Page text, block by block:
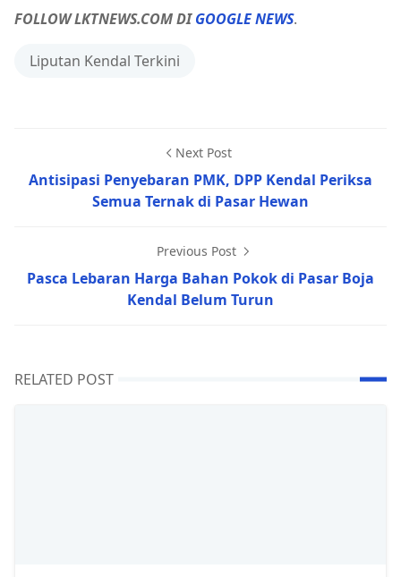
FOLLOW LKTNEWS.COM DIGOOGLE NEWS.
Liputan Kendal Terkini
Next Post
Antisipasi Penyebaran PMK, DPP Kendal Periksa
Semua Ternak di Pasar Hewan
Previous Post
Pasca Lebaran Harga Bahan Pokok di Pasar Boja
Kendal Belum Turun
RELATED POST